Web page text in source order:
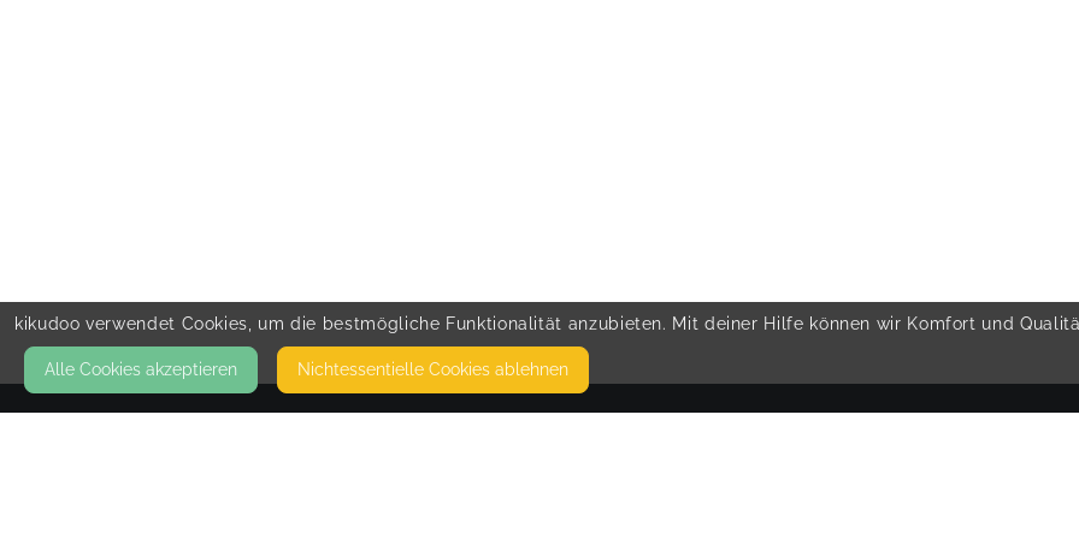
kikudoo verwendet Cookies, um die bestmögliche Funktionalität anzubieten. Mit deiner Hilfe können wir Komfort und
Alle Cookies akzeptieren Nicht­essentielle Cookies ablehnen